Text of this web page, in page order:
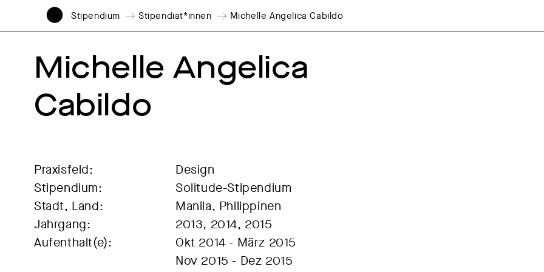
Stipendium Stipendiat*innen Michelle Angelica Cabildo
Michelle Angelica
Cabildo
Praxisfeld:
Design
Stipendium:
Solitude-Stipendium
Stadt, Land:
Manila, Philippinen
Jahrgang:
2013, 2014, 2015
Aufenthalt(e):
Okt 2014 - März 2015
Nov 2015 - Dez 2015